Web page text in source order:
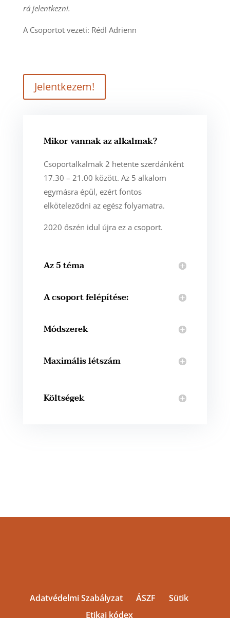
rá jelentkezni.
A Csoportot vezeti: Rédl Adrienn
Jelentkezem!
Mikor vannak az alkalmak?
Csoportalkalmak 2 hetente szerdánként
17.30 – 21.00 között. Az 5 alkalom
egymásra épül, ezért fontos
elköteleződni az egész folyamatra.
2020 őszén idul újra ez a csoport.
Az 5 téma
A csoport felépítése:
Módszerek
Maximális létszám
Költségek
Adatvédelmi Szabályzat ÁSZF
Sütik
Etikai kódex